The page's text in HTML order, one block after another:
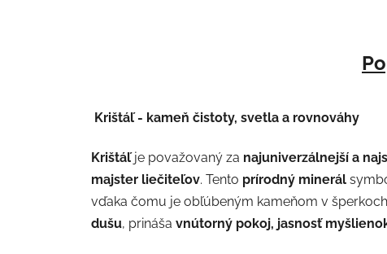
Krištáľ - kameň čistoty, svetla a rovnováhy
Krištáľje považovaný za najuniverzálnejší a
majster liečiteľov. Tento prírodný minerál
vďaka čomu je obľúbeným kameňom v
dušu, prináša vnútorný pokoj, jasnosť